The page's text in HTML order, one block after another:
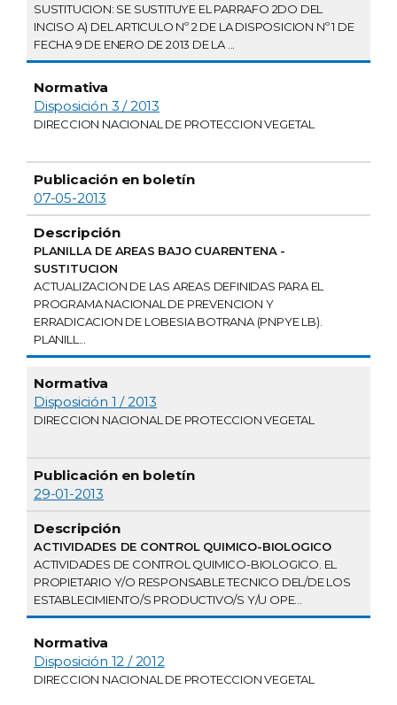
SUSTITUCION: SE SUSTITUYE EL PARRAFO 2DO DEL
INCISO A) DEL ARTICULO Nº 2 DE LA DISPOSICION Nº 1 DE
FECHA 9 DE ENERO DE 2013 DE LA ...
Disposición 3 / 2013
DIRECCION NACIONAL DE PROTECCION VEGETAL
07-05-2013
PLANILLA DE AREAS BAJO CUARENTENA -
SUSTITUCION
ACTUALIZACION DE LAS AREAS DEFINIDAS PARA EL
PROGRAMA NACIONAL DE PREVENCION Y
ERRADICACION DE LOBESIA BOTRANA (PNPYE LB).
PLANILL...
Disposición 1 / 2013
DIRECCION NACIONAL DE PROTECCION VEGETAL
29-01-2013
ACTIVIDADES DE CONTROL QUIMICO-BIOLOGICO
ACTIVIDADES DE CONTROL QUIMICO-BIOLOGICO. EL
PROPIETARIO Y/O RESPONSABLE TECNICO DEL/DE LOS
ESTABLECIMIENTO/S PRODUCTIVO/S Y/U OPE...
Disposición 12 / 2012
DIRECCION NACIONAL DE PROTECCION VEGETAL